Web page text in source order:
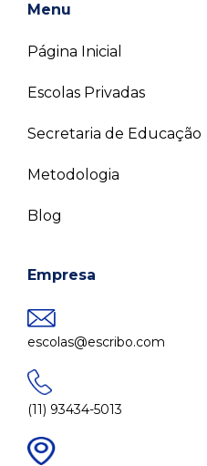
Menu
Página Inicial
Escolas Privadas
Secretaria de Educação
Metodologia
Blog
Empresa
escolas@escribo.com
(11) 93434-5013